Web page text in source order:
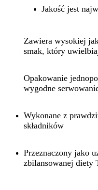
Jakość jest
Zawiera wysokiej
smak, który
Opakowanie
wygodne
Wykonane z
składników
Przeznaczony jako
zbilansowanej diety